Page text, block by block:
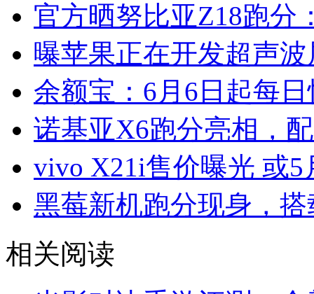
官方晒努比亚Z18跑分
曝苹果正在开发超声
余额宝：6月6日起每
诺基亚X6跑分亮相，
vivo X21i售价曝光 或5
黑莓新机跑分现身，搭
相关阅读